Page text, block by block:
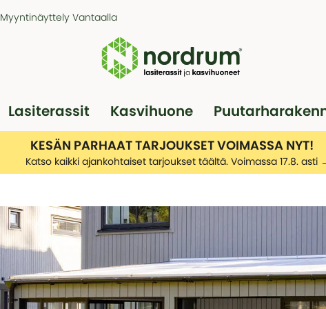
Myyntinäyttely Vantaalla
Lasiterassit Kasvihuone
Pergola
Autotallit
KESÄN PARHAAT TARJOUKSET VOIMASSA NYT!
Katso kaikki ajankohtaiset tarjoukset täältä. Voimassa 17.8. asti